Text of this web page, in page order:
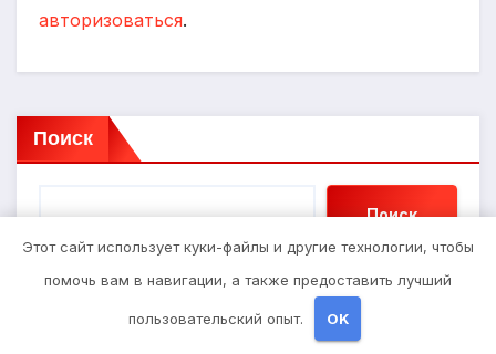
авторизоваться.
Поиск
Поиск
Последние записи
Этот сайт использует куки-файлы и другие технологии, чтобы
помочь вам в навигации, а также предоставить лучший
пользовательский опыт. OK